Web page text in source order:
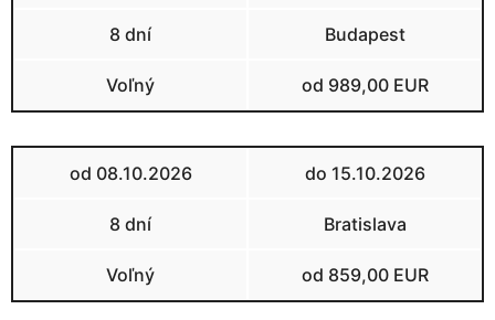
8 dní Budapest
Voľný od 989,00 EUR
od 08.10.2026 do 15.10.2026
8 dní Bratislava
Voľný od 859,00 EUR